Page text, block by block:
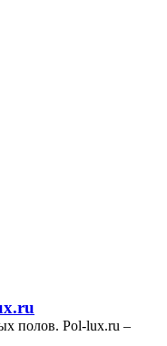
полов. Pol-lux.ru –